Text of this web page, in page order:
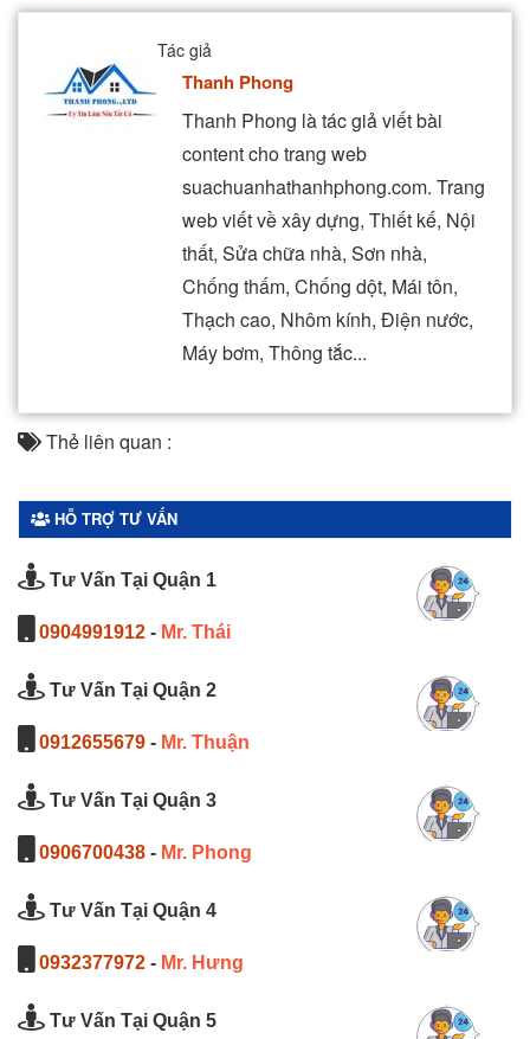
Tác giả
Thanh Phong
Thanh Phong là tác giả viết bài
content cho trang web
suachuanhathanhphong.com. Trang
web viết về xây dựng, Thiết kế, Nội
thất, Sửa chữa nhà, Sơn nhà,
Chống thấm, Chống dột, Mái tôn,
Thạch cao, Nhôm kính, Điện nước,
Máy bơm, Thông tắc...
Thẻ liên quan :
HỖ TRỢ TƯ VẤN
Tư Vấn Tại Quận 1
0904991912 - Mr. Thái
Tư Vấn Tại Quận 2
0912655679 - Mr. Thuận
Tư Vấn Tại Quận 3
0906700438 - Mr. Phong
Tư Vấn Tại Quận 4
0932377972 - Mr. Hưng
Tư Vấn Tại Quận 5